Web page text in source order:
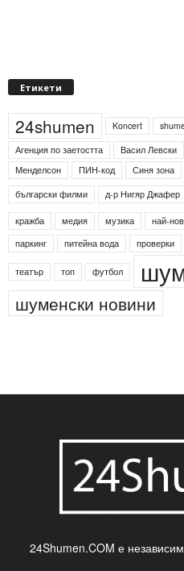
Етикети
24shumen Koncert
Агенция по заетостта
Васил Левски
Менделсон
ПИН-код Синя зона
български филми
д-р Нигяр Джафер
кражба медия музика най-
паркинг питейна вода проверки
театър топ футбол
шуменски новини
24Shumen.COM е